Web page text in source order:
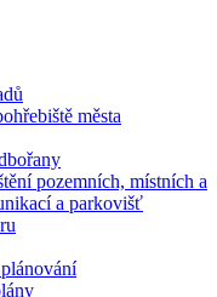
města
pozemních, místních a
a parkovišť